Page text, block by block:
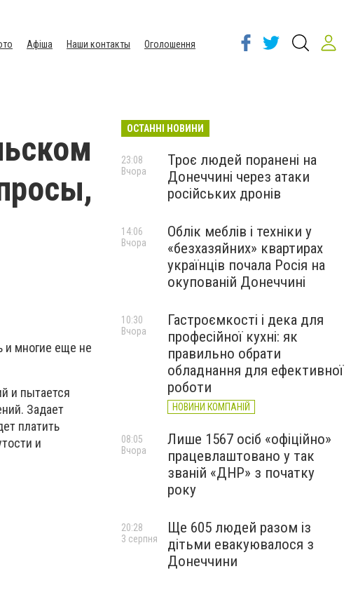
Афіша Наши контакты
Оголошення
и многие еще не
и пытается
Задает
платить
и
ОСТАННІ НОВИНИ
Троє людей поранені на
Донеччині через атаки
російських дронів
23:08
Вчора
Облік меблів і техніки у
«безхазяйних» квартирах
українців почала Росія на
окупованій Донеччині
14:06
Вчора
Гастроємкості і дека для
професійної кухні: як
правильно обрати
обладнання для ефективної
роботи
НОВИНИ КОМПАНІЙ
10:30
Вчора
Лише 1567 осіб «офіційно»
працевлаштовано у так
званій «ДНР» з початку
року
08:05
Вчора
Ще 605 людей разом із
дітьми евакуювалося з
Донеччини
20:28
3 серпня